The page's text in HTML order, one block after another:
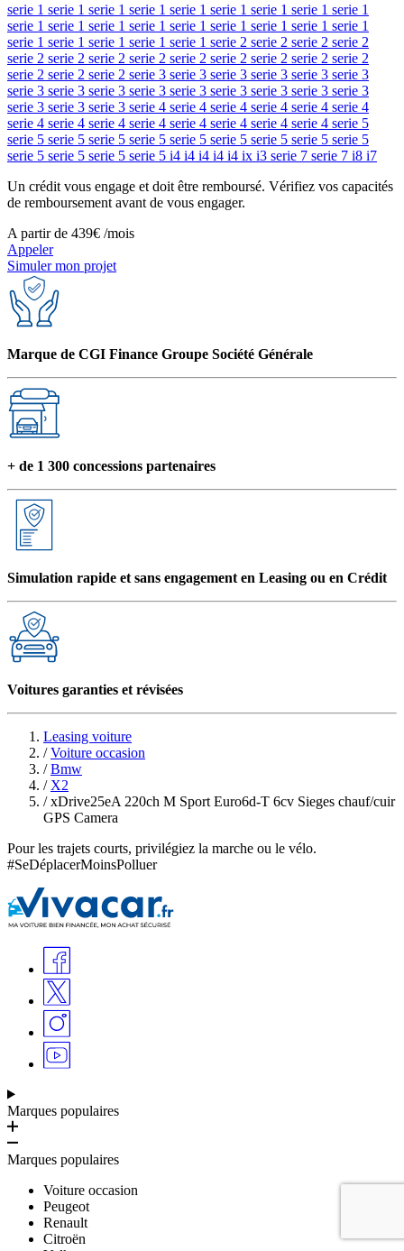
serie 1 serie 1 serie 1 serie 1 serie 1 serie 1 serie 1 serie 1 serie 1
serie 1 serie 1 serie 1 serie 1 serie 1 serie 1 serie 1 serie 1 serie 1
serie 1 serie 1 serie 1 serie 1 serie 1 serie 2 serie 2 serie 2 serie 2
serie 2 serie 2 serie 2 serie 2 serie 2 serie 2 serie 2 serie 2 serie 2
serie 2 serie 2 serie 2 serie 3 serie 3 serie 3 serie 3 serie 3 serie 3
serie 3 serie 3 serie 3 serie 3 serie 3 serie 3 serie 3 serie 3 serie 3
serie 3 serie 3 serie 3 serie 4 serie 4 serie 4 serie 4 serie 4 serie 4
serie 4 serie 4 serie 4 serie 4 serie 4 serie 4 serie 4 serie 4 serie 5
serie 5 serie 5 serie 5 serie 5 serie 5 serie 5 serie 5 serie 5 serie 5
serie 5 serie 5 serie 5 serie 5 i4 i4 i4 i4 i4 ix i3 serie 7 serie 7 i8 i7
Un crédit vous engage et doit être remboursé. Vérifiez vos capacités
de remboursement avant de vous engager.
A partir de 439€ /mois
Appeler
Simuler mon projet
Marque de CGI Finance Groupe Société Générale
+ de 1 300 concessions partenaires
Simulation rapide et sans engagement en Leasing ou en Crédit
Voitures garanties et révisées
Leasing voiture
/ Voiture occasion
/ Bmw
/ X2
/ xDrive25eA 220ch M Sport Euro6d-T 6cv Sieges chauf/cuir
GPS Camera
Pour les trajets courts, privilégiez la marche ou le vélo.
#SeDéplacerMoinsPolluer
Marques populaires
Marques populaires
Voiture occasion
Peugeot
Renault
Citroën